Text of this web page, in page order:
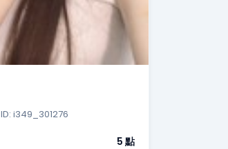
ID: i349_301276
5 點